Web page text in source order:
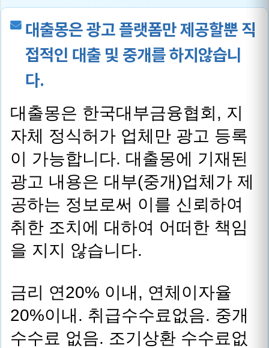
대출몽은 광고 플랫폼만 제공할뿐 직
접적인 대출 및 중개를 하지않습니
다.
대출몽은 한국대부금융협회, 지
자체 정식허가 업체만 광고 등록
이 가능합니다. 대출몽에 기재된
광고 내용은 대부(중개)업체가 제
공하는 정보로써 이를 신뢰하여
취한 조치에 대하여 어떠한 책임
을 지지 않습니다.
금리 연20% 이내, 연체이자율
20%이내. 취급수수료없음. 중개
수수료 없음. 조기상환 수수료없